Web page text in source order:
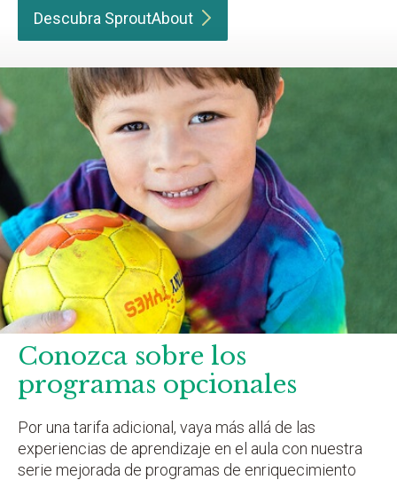
Descubra SproutAbout
Conozca sobre los
programas opcionales
Por una tarifa adicional, vaya más allá de las
experiencias de aprendizaje en el aula con nuestra
serie mejorada de programas de enriquecimiento